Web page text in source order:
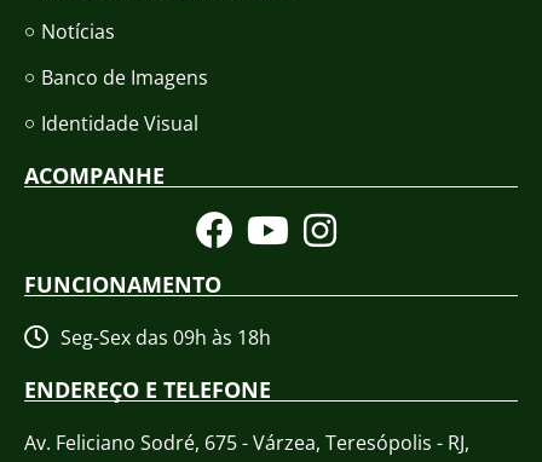
Notícias
Banco de Imagens
Identidade Visual
ACOMPANHE
FUNCIONAMENTO
Seg-Sex das 09h às 18h
ENDEREÇO E TELEFONE
Av. Feliciano Sodré, 675 - Várzea, Teresópolis - RJ,